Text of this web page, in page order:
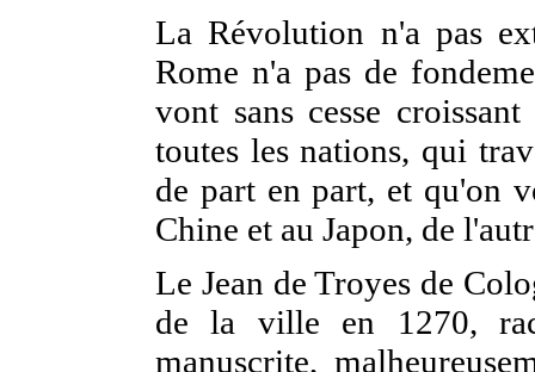
La Révolution n'a pas
Rome n'a pas de
vont sans cesse
toutes les nations, qui
de part en part, et qu'on
Chine et au Japon, de
Le Jean de Troyes de
de la ville en 1270,
manuscrite,